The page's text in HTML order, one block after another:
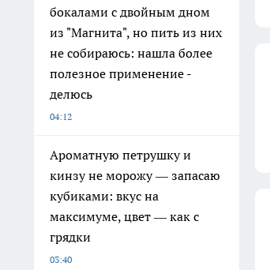
бокалами с двойным дном
из "Магнита", но пить из них
не собираюсь: нашла более
полезное применение -
делюсь
04:12
Ароматную петрушку и
кинзу не морожу — запасаю
кубиками: вкус на
максимуме, цвет — как с
грядки
03:40